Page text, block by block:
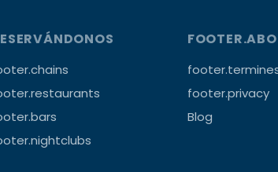
footer.privacy
Blog